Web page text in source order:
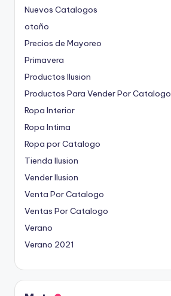
Nuevos Catalogos
otoño
Precios de Mayoreo
Primavera
Productos Ilusion
Productos Para Vender Por Catalogo
Ropa Interior
Ropa Intima
Ropa por Catalogo
Tienda Ilusion
Vender Ilusion
Venta Por Catalogo
Ventas Por Catalogo
Verano
Verano 2021